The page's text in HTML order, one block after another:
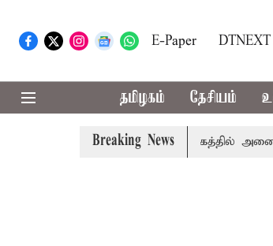
E-Paper DTNEXT
தமிழகம் தேசியம்
Breaking News
காவிரி விவகாரம்: தமிழகத்தில் அனைத்து